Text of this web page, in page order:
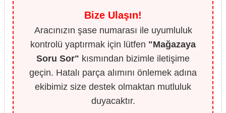
Bize Ulaşın!
Aracınızın şase numarası ile uyumluluk
kontrolü yaptırmak için lütfen "Mağazaya
Soru Sor" kısmından bizimle iletişime
geçin. Hatalı parça alımını önlemek adına
ekibimiz size destek olmaktan mutluluk
duyacaktır.